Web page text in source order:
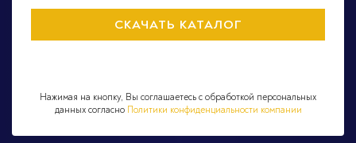
Нажимая на кнопку, Вы соглашаетесь с обработкой персональных
данных согласно Политики конфиденциальности компании